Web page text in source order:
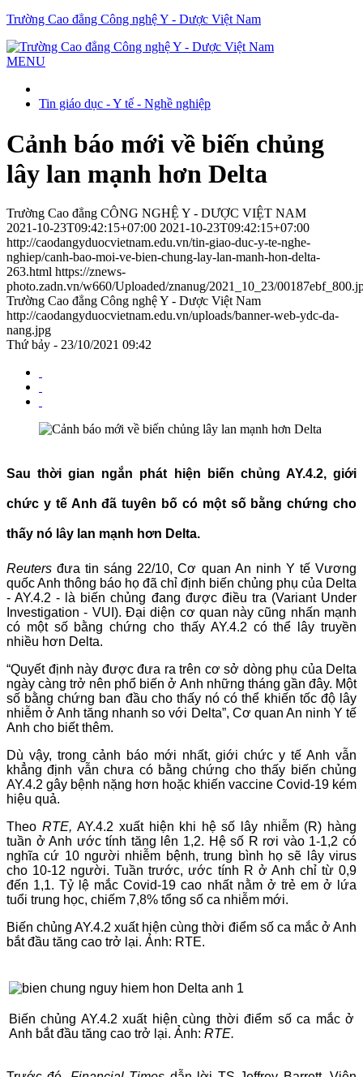
Trường Cao đẳng Công nghệ Y - Dược Việt Nam
MENU
Tin giáo dục - Y tế - Nghề nghiệp
Cảnh báo mới về biến chủng
lây lan mạnh hơn Delta
Trường Cao đẳng CÔNG NGHỆ Y - DƯỢC VIỆT NAM
2021-10-23T09:42:15+07:00 2021-10-23T09:42:15+07:00
http://caodangyduocvietnam.edu.vn/tin-giao-duc-y-te-nghe-
nghiep/canh-bao-moi-ve-bien-chung-lay-lan-manh-hon-delta-
263.html https://znews-
photo.zadn.vn/w660/Uploaded/znanug/2021_10_23/
Trường Cao đẳng Công nghệ Y - Dược Việt Nam
http://caodangyduocvietnam.edu.vn/uploads/banner-web-ydc-da-
nang.jpg
Thứ bảy - 23/10/2021 09:42
Sau thời gian ngắn phát hiện biến chủng AY.4.2, giới
chức y tế Anh đã tuyên bố có một số bằng chứng cho
thấy nó lây lan mạnh hơn Delta.
Reutersđưa tin sáng 22/10, Cơ quan An ninh Y tế Vương
quốc Anh thông báo họ đã chỉ định biến chủng phụ của Delta
- AY.4.2 - là biến chủng đang được điều tra (Variant Under
Investigation - VUI). Đại diện cơ quan này cũng nhấn mạnh
có một số bằng chứng cho thấy AY.4.2 có thể lây truyền
nhiều hơn Delta.
“Quyết định này được đưa ra trên cơ sở dòng phụ của Delta
ngày càng trở nên phổ biến ở Anh những tháng gần đây. Một
số bằng chứng ban đầu cho thấy nó có thể khiến tốc độ lây
nhiễm ở Anh tăng nhanh so với Delta”, Cơ quan An ninh Y tế
Anh cho biết thêm.
Dù vậy, trong cảnh báo mới nhất, giới chức y tế Anh vẫn
khẳng định vẫn chưa có bằng chứng cho thấy biến chủng
AY.4.2 gây bệnh nặng hơn hoặc khiến vaccine Covid-19 kém
hiệu quả.
Theo RTE, AY.4.2 xuất hiện khi hệ số lây nhiễm (R) hàng
tuần ở Anh ước tính tăng lên 1,2. Hệ số R rơi vào 1-1,2 có
nghĩa cứ 10 người nhiễm bệnh, trung bình họ sẽ lây virus
cho 10-12 người. Tuần trước, ước tính R ở Anh chỉ từ 0,9
đến 1,1. Tỷ lệ mắc Covid-19 cao nhất nằm ở trẻ em ở lứa
tuổi trung học, chiếm 7,8% tổng số ca nhiễm mới.
Biến chủng AY.4.2 xuất hiện cùng thời điểm số ca mắc ở Anh
bắt đầu tăng cao trở lại. Ảnh: RTE.
Biến chủng AY.4.2 xuất hiện cùng thời điểm số ca mắc ở
Anh bắt đầu tăng cao trở lại. Ảnh: RTE.